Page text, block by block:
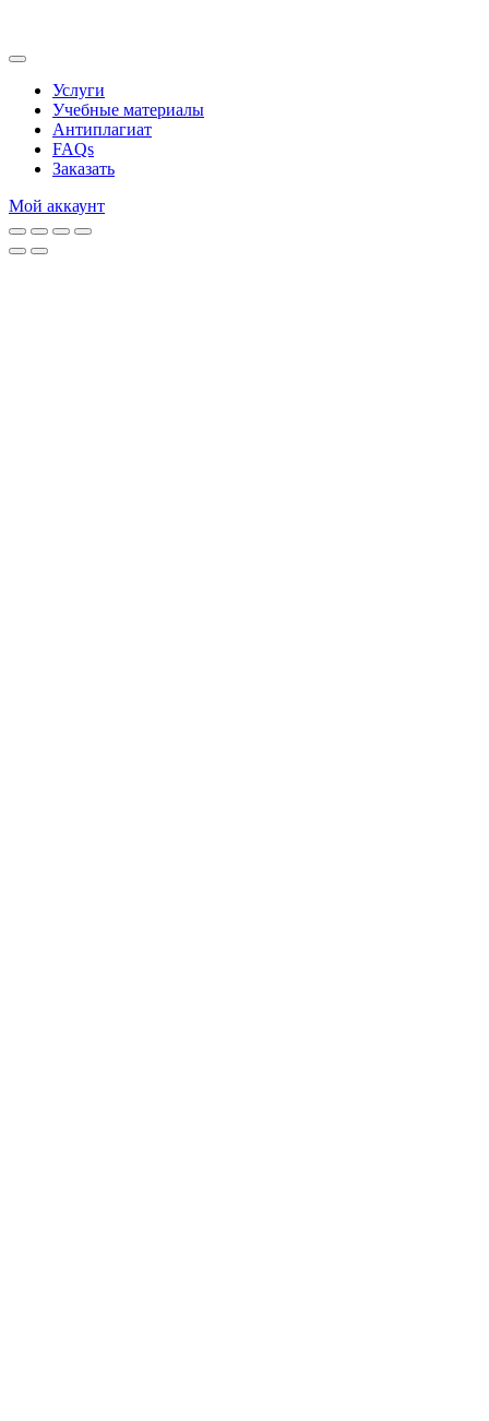
Услуги
Учебные материалы
Антиплагиат
FAQs
Заказать
Мой аккаунт